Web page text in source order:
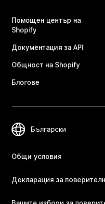
Помощен център на
Shopify
Документация за API
Общност на Shopify
Блогове
Общи условия
Декларация за